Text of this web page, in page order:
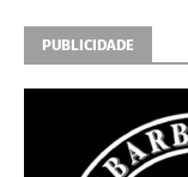
PUBLICIDADE